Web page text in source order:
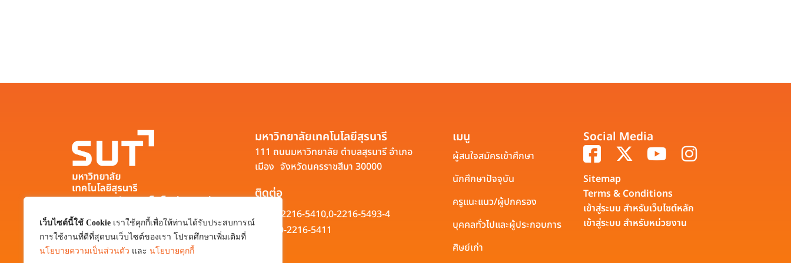
เว็บไซต์นี้ใช้ Cookie เราใช้คุกกี้เพื่อให้ท่านได้รับประสบการณ์
การใช้งานที่ดีที่สุดบนเว็บไซต์ของเรา โปรดศึกษาเพิ่มเติมที่
นโยบายความเป็นส่วนตัว และ นโยบายคุกกี้
มหาวิทยาลัยเทคโนโลยีสุรนารี
111 ถนนมหาวิทยาลัย ตำบลสุรนารี อำเภอ
เมือง จังหวัดนครราชสีมา 30000
0-4422-3000
มหาวิทยาลัยเทคโนโลยีสุรนารี
111 ถนนมหาวิทยาลัย ตำบลสุรนารี อำเภอ
เมือง จังหวัดนครราชสีมา 30000
ติดต่อ
0-2216-5410,0-2216-5493-4
0-2216-5411
เมนู
ผู้สนใจสมัครเข้าศึกษา
นักศึกษาปัจจุบัน
ครูแนะแนว/ผู้ปกครอง
บุคคลทั่วไปและผู้ประกอบการ
ศิษย์เก่า
Social Media
Sitemap
Terms & Conditions
เข้าสู่ระบบ สำหรับเว็บไซต์หลัก
เข้าสู่ระบบ สำหรับหน่วยงาน